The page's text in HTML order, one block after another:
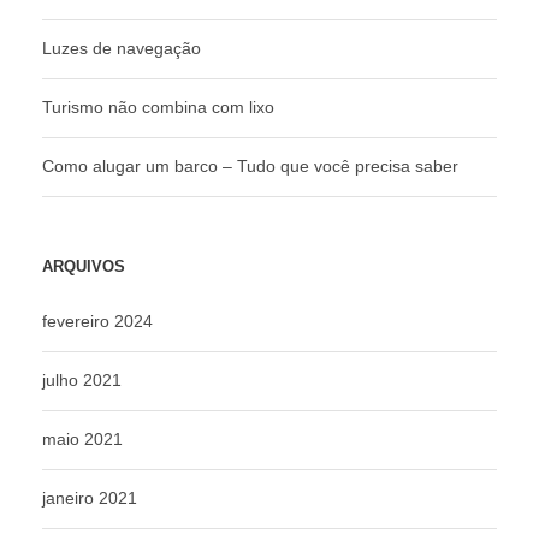
Luzes de navegação
Turismo não combina com lixo
Como alugar um barco – Tudo que você precisa saber
ARQUIVOS
fevereiro 2024
julho 2021
maio 2021
janeiro 2021